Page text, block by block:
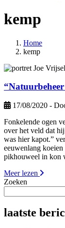
kemp
Home
kemp
17/08/2020 -
Fonkelende ogen
over het veld dat
was hier kapot.”
eeuwenlang koeien
pikhouweel in kon
Meer lezen
Zoeken
laatste